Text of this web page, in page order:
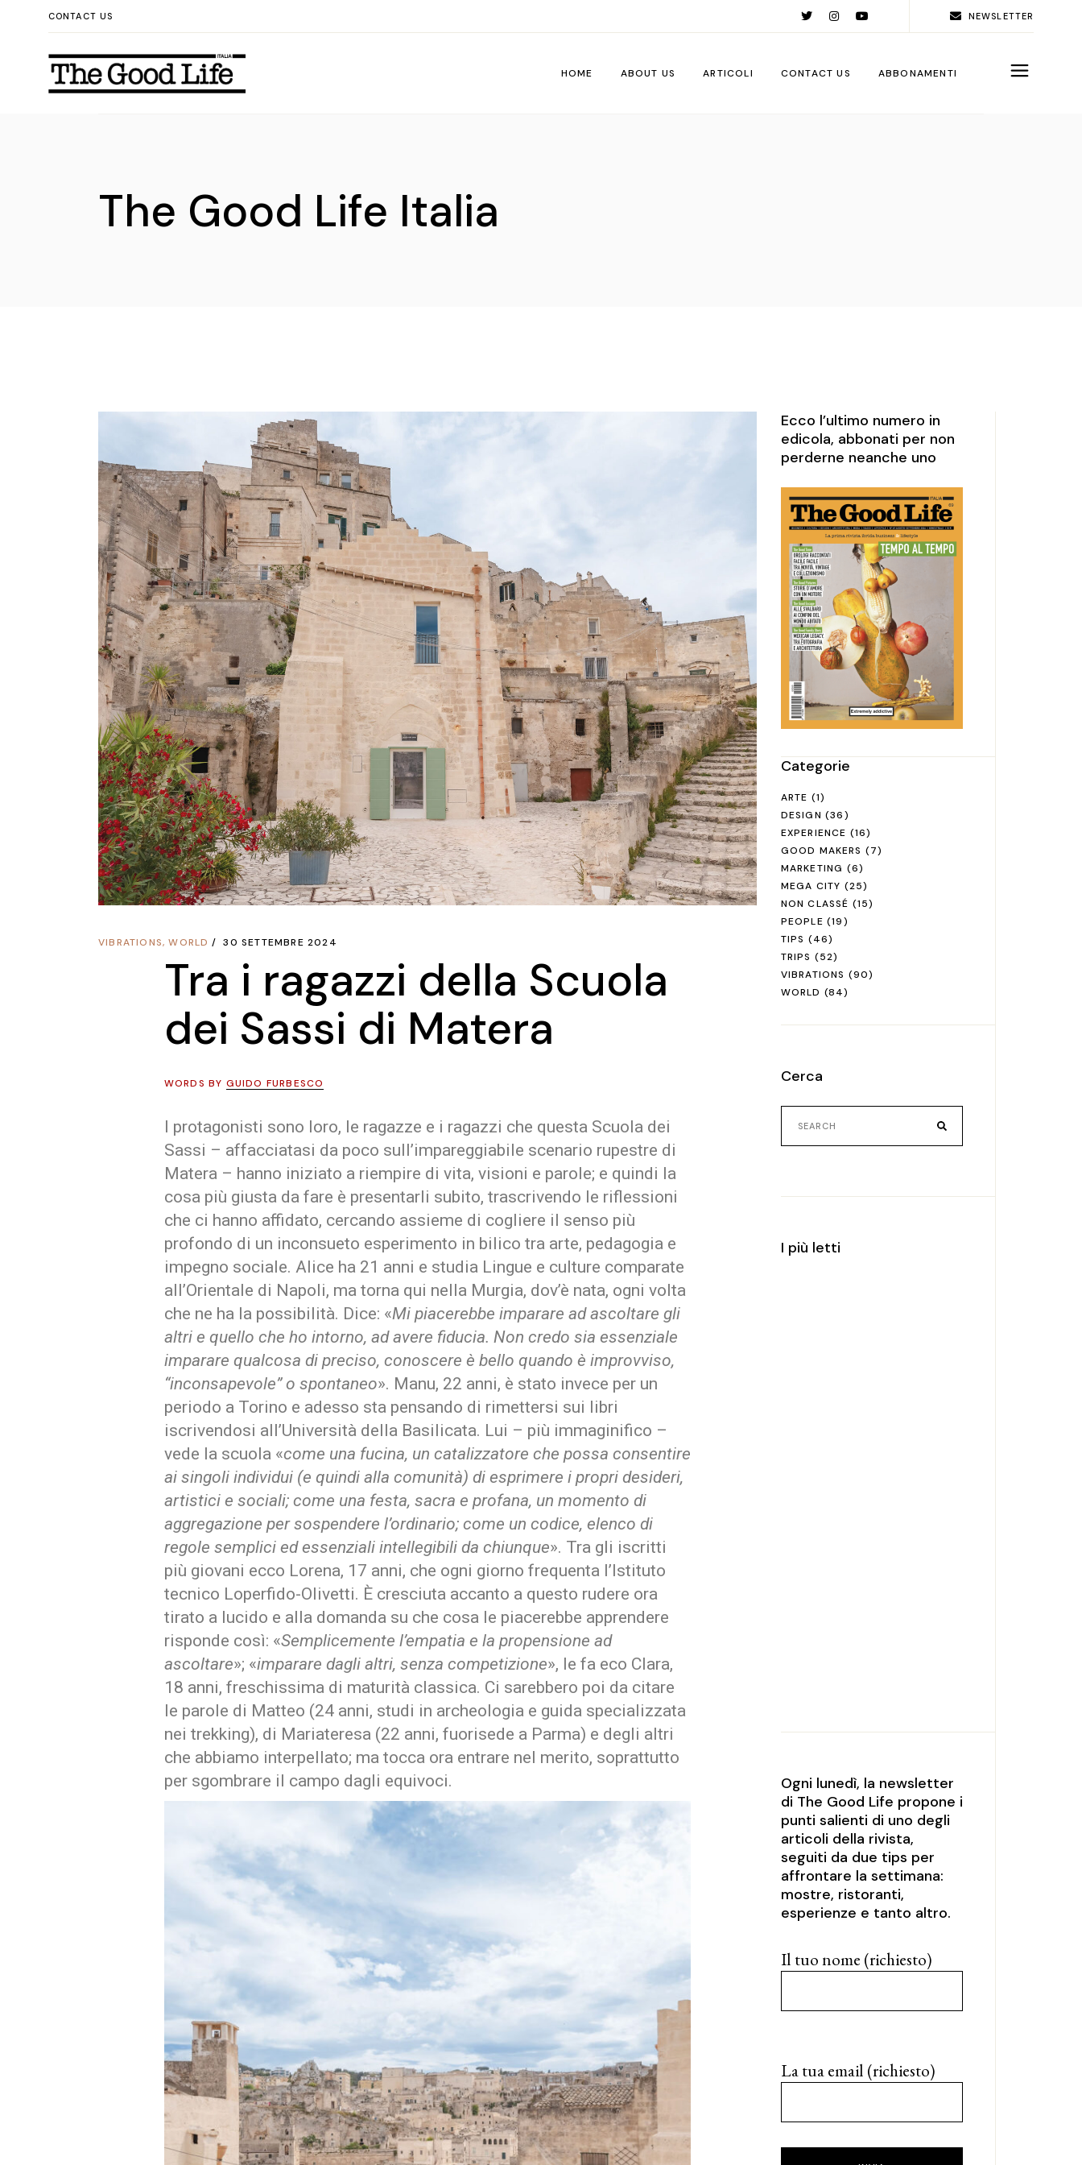
CONTACT US NEWSLETTER
HOME ABOUT US ARTICOLI CONTACT US ABBONAMENTI
The Good Life Italia
VIBRATIONS,WORLD 30 SETTEMBRE 2024
Tra i ragazzi della Scuola
dei Sassi di Matera
WORDS BY GUIDO FURBESCO
I protagonisti sono loro, le ragazze e i ragazzi che questa Scuola dei
Sassi – affacciatasi da poco sull’impareggiabile scenario rupestre di
Matera – hanno iniziato a riempire di vita, visioni e parole; e quindi la
cosa più giusta da fare è presentarli subito, trascrivendo le riflessioni
che ci hanno affidato, cercando assieme di cogliere il senso più
profondo di un inconsueto esperimento in bilico tra arte, pedagogia e
impegno sociale. Alice ha 21 anni e studia Lingue e culture comparate
all’Orientale di Napoli, ma torna qui nella Murgia, dov’è nata, ogni volta
che ne ha la possibilità. Dice: «Mi piacerebbe imparare ad ascoltare gli
altri e quello che ho intorno, ad avere fiducia. Non credo sia essenziale
imparare qualcosa di preciso, conoscere è bello quando è improvviso,
“inconsapevole” o spontaneo». Manu, 22 anni, è stato invece per un
periodo a Torino e adesso sta pensando di rimettersi sui libri
iscrivendosi all’Università della Basilicata. Lui – più immaginifico –
vede la scuola «come una fucina, un catalizzatore che possa consentire
ai singoli individui (e quindi alla comunità) di esprimere i propri desideri,
artistici e sociali; come una festa, sacra e profana, un momento di
aggregazione per sospendere l’ordinario; come un codice, elenco di
regole semplici ed essenziali intellegibili da chiunque». Tra gli iscritti
più giovani ecco Lorena, 17 anni, che ogni giorno frequenta l’Istituto
tecnico Loperfido-Olivetti. È cresciuta accanto a questo rudere ora
tirato a lucido e alla domanda su che cosa le piacerebbe apprendere
risponde così: «Semplicemente l’empatia e la propensione ad
ascoltare»; «imparare dagli altri, senza competizione», le fa eco Clara,
18 anni, freschissima di maturità classica. Ci sarebbero poi da citare
le parole di Matteo (24 anni, studi in archeologia e guida specializzata
nei trekking), di Mariateresa (22 anni, fuorisede a Parma) e degli altri
che abbiamo interpellato; ma tocca ora entrare nel merito, soprattutto
per sgombrare il campo dagli equivoci.
Ecco l’ultimo numero in
edicola, abbonati per non
perderne neanche uno
Categorie
ARTE (1)
DESIGN (36)
EXPERIENCE (16)
GOOD MAKERS (7)
MARKETING (6)
MEGA CITY (25)
NON CLASSÉ (15)
PEOPLE (19)
TIPS (46)
TRIPS (52)
VIBRATIONS (90)
WORLD (84)
Cerca
I più letti
Ogni lunedì, la newsletter
di The Good Life propone i
punti salienti di uno degli
articoli della rivista,
seguiti da due tips per
affrontare la settimana:
mostre, ristoranti,
esperienze e tanto altro.
Il tuo nome (richiesto)
La tua email (richiesto)